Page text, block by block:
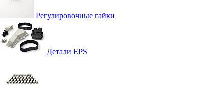
Регулировочные гайки
Детали EPS